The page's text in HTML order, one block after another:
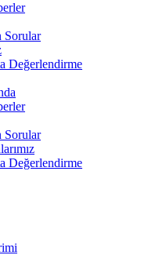
Sorular
Değerlendirme
Sorular
Değerlendirme